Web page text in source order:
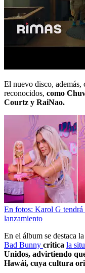
El nuevo disco, además,
reconocidos, como
Courtz y RaiNao.
En fotos: Karol G tendrá
lanzamiento
En el álbum se destaca
Bad Bunny critica la
Unidos, advirtiendo
Hawái, cuya cultura